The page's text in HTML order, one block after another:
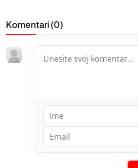
Komentari (0)